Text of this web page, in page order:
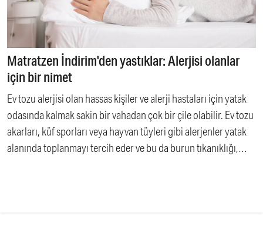
Matratzen İndirim'den yastıklar: Alerjisi olanlar
için bir nimet
Ev tozu alerjisi olan hassas kişiler ve alerji hastaları için yatak
odasında kalmak sakin bir vahadan çok bir çile olabilir. Ev tozu
akarları, küf sporları veya hayvan tüyleri gibi alerjenler yatak
alanında toplanmayı tercih eder ve bu da burun tıkanıklığı,